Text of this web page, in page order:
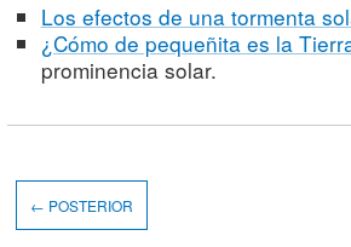
Los efectos de una tormenta
¿Cómo de pequeñita es la
prominencia solar.
← POSTERIOR